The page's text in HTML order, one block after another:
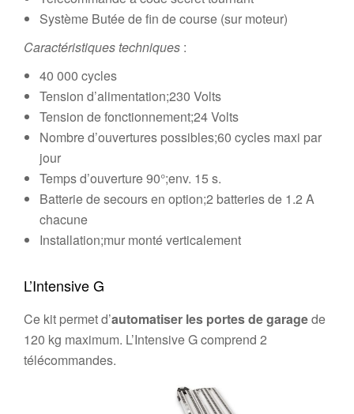
Système Butée de fin de course (sur moteur)
Caractéristiques techniques :
40 000 cycles
Tension d’alimentation;230 Volts
Tension de fonctionnement;24 Volts
Nombre d’ouvertures possibles;60 cycles maxi par
jour
Temps d’ouverture 90°;env. 15 s.
Batterie de secours en option;2 batteries de 1.2 A
chacune
Installation;mur monté verticalement
L’Intensive G
Ce kit permet d’automatiser les portes de garagede
120 kg maximum. L’Intensive G comprend 2
télécommandes.